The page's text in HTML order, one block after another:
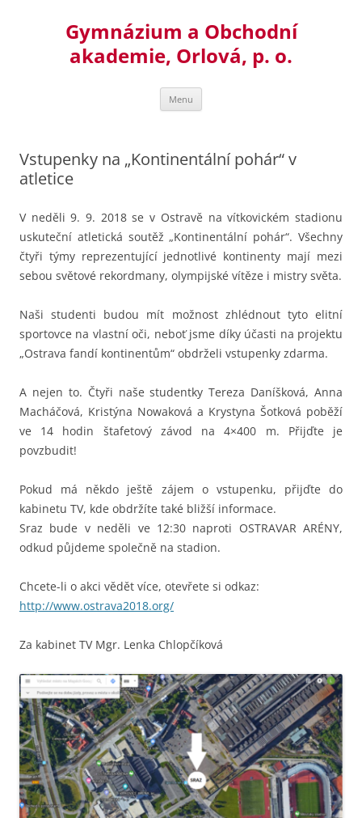
Gymnázium a Obchodní
akademie, Orlová, p. o.
Menu
Vstupenky na „Kontinentální pohár“ v
atletice
V neděli 9. 9. 2018 se v Ostravě na vítkovickém stadionu
uskuteční atletická soutěž „Kontinentální pohár“. Všechny
čtyři týmy reprezentující jednotlivé kontinenty mají mezi
sebou světové rekordmany, olympijské vítěze i mistry světa.
Naši studenti budou mít možnost zhlédnout tyto elitní
sportovce na vlastní oči, neboť jsme díky účasti na projektu
„Ostrava fandí kontinentům“ obdrželi vstupenky zdarma.
A nejen to. Čtyři naše studentky Tereza Daníšková, Anna
Macháčová, Kristýna Nowaková a Krystyna Šotková poběží
ve 14 hodin štafetový závod na 4×400 m. Přijďte je
povzbudit!
Pokud má někdo ještě zájem o vstupenku, přijďte do
kabinetu TV, kde obdržíte také bližší informace.
Sraz bude v neděli ve 12:30 naproti OSTRAVAR ARÉNY,
odkud půjdeme společně na stadion.
Chcete-li o akci vědět více, otevřete si odkaz:
http://www.ostrava2018.org/
Za kabinet TV Mgr. Lenka Chlopčíková